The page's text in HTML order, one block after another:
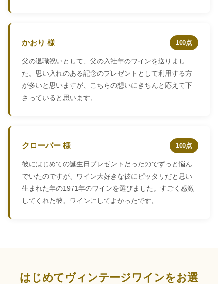
かおり 様 100点
父の退職祝いとして、父の入社年のワインを送りまし
た。思い入れのある記念のプレゼントとして利用する方
が多いと思いますが、こちらの想いにきちんと応えて下
さっていると思います。
クローバー 様 100点
彼にはじめての誕生日プレゼントだったのでずっと悩ん
でいたのですが、ワイン大好きな彼にピッタリだと思い
生まれた年の1971年のワインを選びました。すごく感激
してくれた彼。ワインにしてよかったです。
はじめてヴィンテージワインをお選